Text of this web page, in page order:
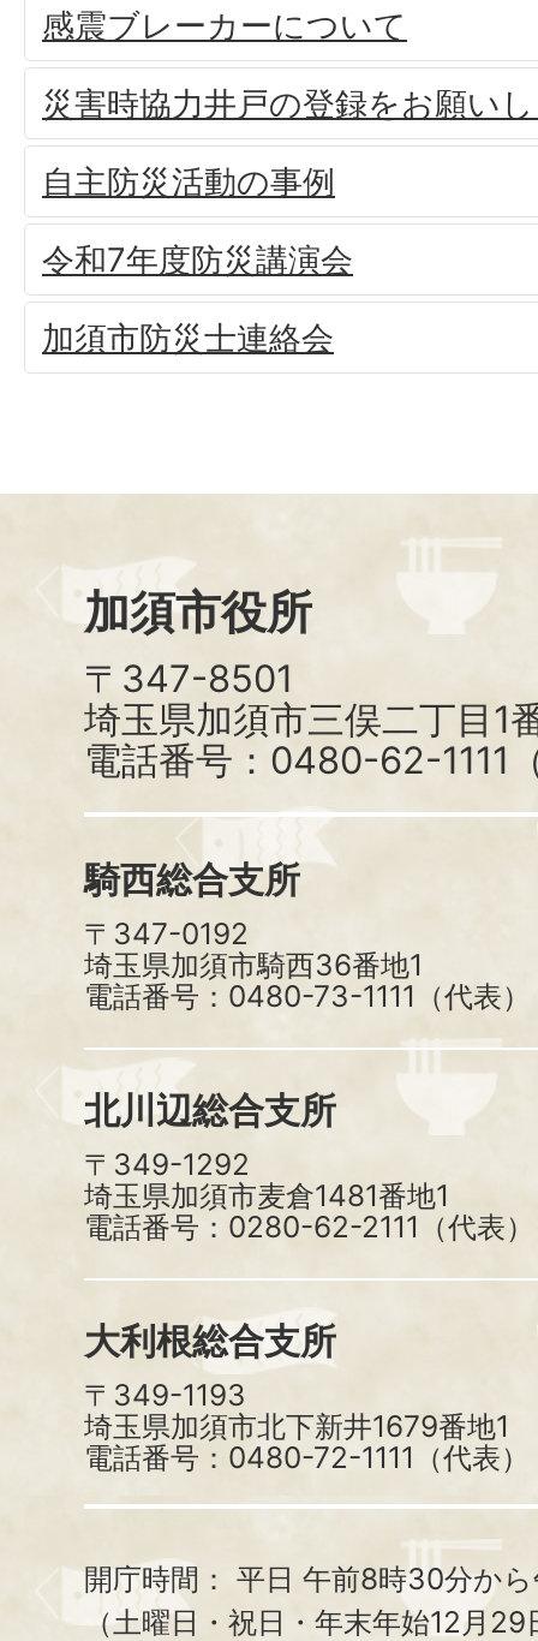
感震ブレーカーについて
災害時協力井戸の登録をお願い
自主防災活動の事例
令和7年度防災講演会
加須市防災士連絡会
加須市役所
〒347-8501
埼玉県加須市三俣二丁目1
電話番号：0480-62-1111
騎西総合支所
〒347-0192
埼玉県加須市騎西36番地1
電話番号：0480-73-1111（代表）
北川辺総合支所
〒349-1292
埼玉県加須市麦倉1481番地1
電話番号：0280-62-2111（代表）
大利根総合支所
〒349-1193
埼玉県加須市北下新井1679番地1
電話番号：0480-72-1111（代表）
開庁時間： 平日 午前8時30分か
（土曜日・祝日・年末年始12月